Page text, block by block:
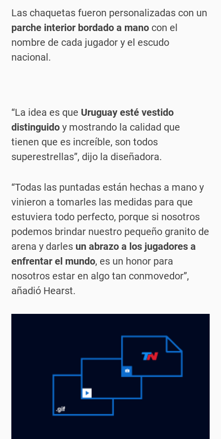
Las chaquetas fueron personalizadas con un
parche interior bordado a mano con el
nombre de cada jugador y el escudo
nacional.
“La idea es que Uruguay esté vestido
distinguido y mostrando la calidad que
tienen que es increíble, son todos
superestrellas”, dijo la diseñadora.
“Todas las puntadas están hechas a mano y
vinieron a tomarles las medidas para que
estuviera todo perfecto, porque si nosotros
podemos brindar nuestro pequeño granito de
arena y darles un abrazo a los jugadores a
enfrentar el mundo, es un honor para
nosotros estar en algo tan conmovedor”,
añadió Hearst.